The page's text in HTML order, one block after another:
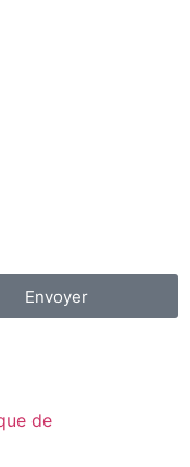
Envoyer
de